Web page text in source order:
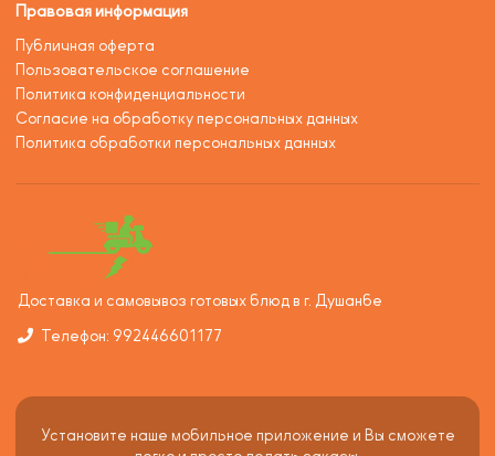
Правовая информация
Публичная оферта
Пользовательское соглашение
Политика конфиденциальности
Согласие на обработку персональных данных
Политика обработки персональных данных
Доставка и самовывоз готовых блюд в г. Душанбе
Телефон: 992446601177
Установите наше мобильное приложение и Вы сможете